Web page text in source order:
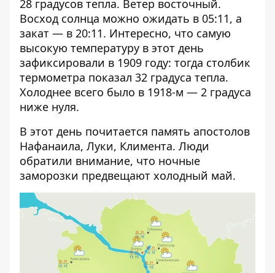
28 градусов тепла. Ветер восточный.
Восход солнца можно ожидать в 05:11, а
закат — в 20:11. Интересно, что самую
высокую температуру в этот день
зафиксировали в 1909 году: тогда столбик
термометра показал 32 градуса тепла.
Холоднее всего было в 1918-м — 2 градуса
ниже нуля.
В этот день почитается память апостолов
Нафанаила, Луки, Климента. Люди
обратили внимание, что ночные
заморозки предвещают холодный май.